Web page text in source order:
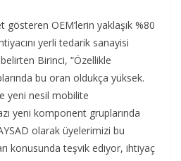
gösteren OEM’lerin yaklaşık %80
yerli tedarik sanayisi
belirten Birinci, “Özellikle
bu oran oldukça yüksek.
yeni nesil mobilite
yeni komponent gruplarında
olarak üyelerimizi bu
konusunda teşvik ediyor, ihtiyaç